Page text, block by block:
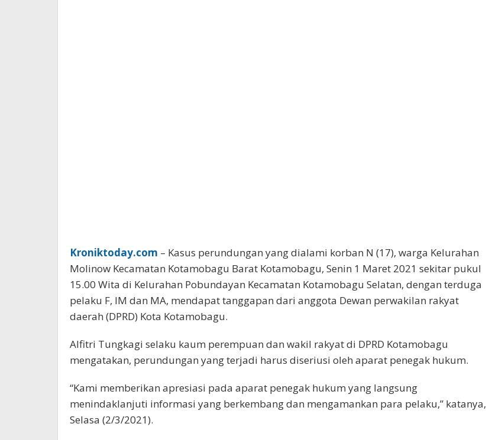
Kroniktoday.com – Kasus perundungan yang dialami korban N (17), warga Kelurahan
Molinow Kecamatan Kotamobagu Barat Kotamobagu, Senin 1 Maret 2021 sekitar pukul
15.00 Wita di Kelurahan Pobundayan Kecamatan Kotamobagu Selatan, dengan terduga
pelaku F, IM dan MA, mendapat tanggapan dari anggota Dewan perwakilan rakyat
daerah (DPRD) Kota Kotamobagu.
Alfitri Tungkagi selaku kaum perempuan dan wakil rakyat di DPRD Kotamobagu
mengatakan, perundungan yang terjadi harus diseriusi oleh aparat penegak hukum.
“Kami memberikan apresiasi pada aparat penegak hukum yang langsung
menindaklanjuti informasi yang berkembang dan mengamankan para pelaku,” katanya,
Selasa (2/3/2021).